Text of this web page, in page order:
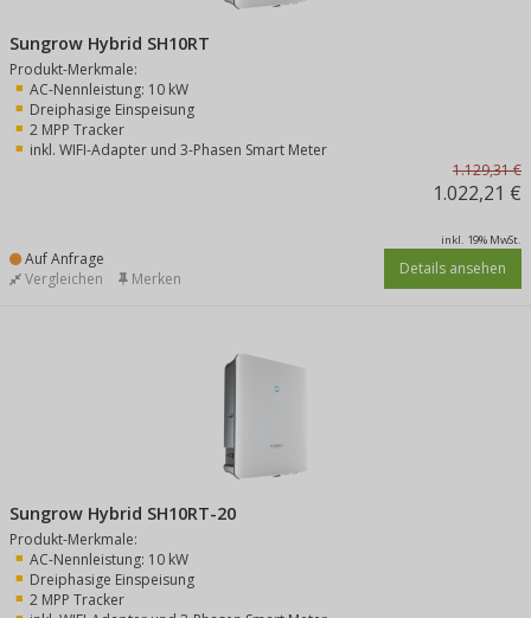
Sungrow Hybrid SH10RT
Produkt-Merkmale:
AC-Nennleistung: 10 kW
Dreiphasige Einspeisung
2 MPP Tracker
inkl. WIFI-Adapter und 3-Phasen Smart Meter
1.129,31 €
1.022,21 €
inkl. 19% MwSt.
Auf Anfrage Details ansehen
Vergleichen Merken
Sungrow Hybrid SH10RT-20
Produkt-Merkmale:
AC-Nennleistung: 10 kW
Dreiphasige Einspeisung
2 MPP Tracker